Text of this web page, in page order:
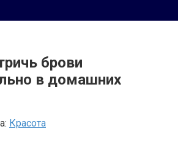
брови
в домашних
Красота